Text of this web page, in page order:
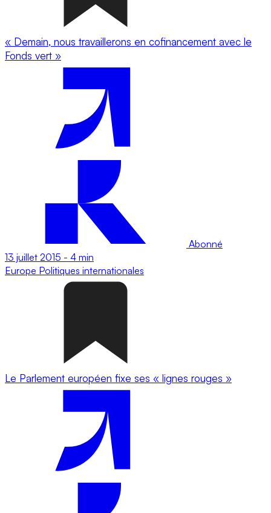
« Demain, nous travaillerons en cofinancement avec le
Fonds vert »
Abonné
13 juillet 2015 - 4 min
Europe Politiques internationales
Le Parlement européen fixe ses « lignes rouges »